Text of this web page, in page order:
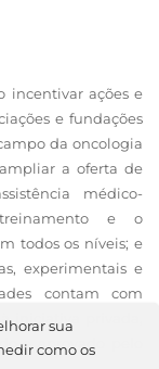
incentivar ações e
e fundações
da oncologia
a oferta de
médico-
e o
todos os níveis; e
experimentais e
contam com
iniciativa privada,
e aprovado pelo
sua
como os